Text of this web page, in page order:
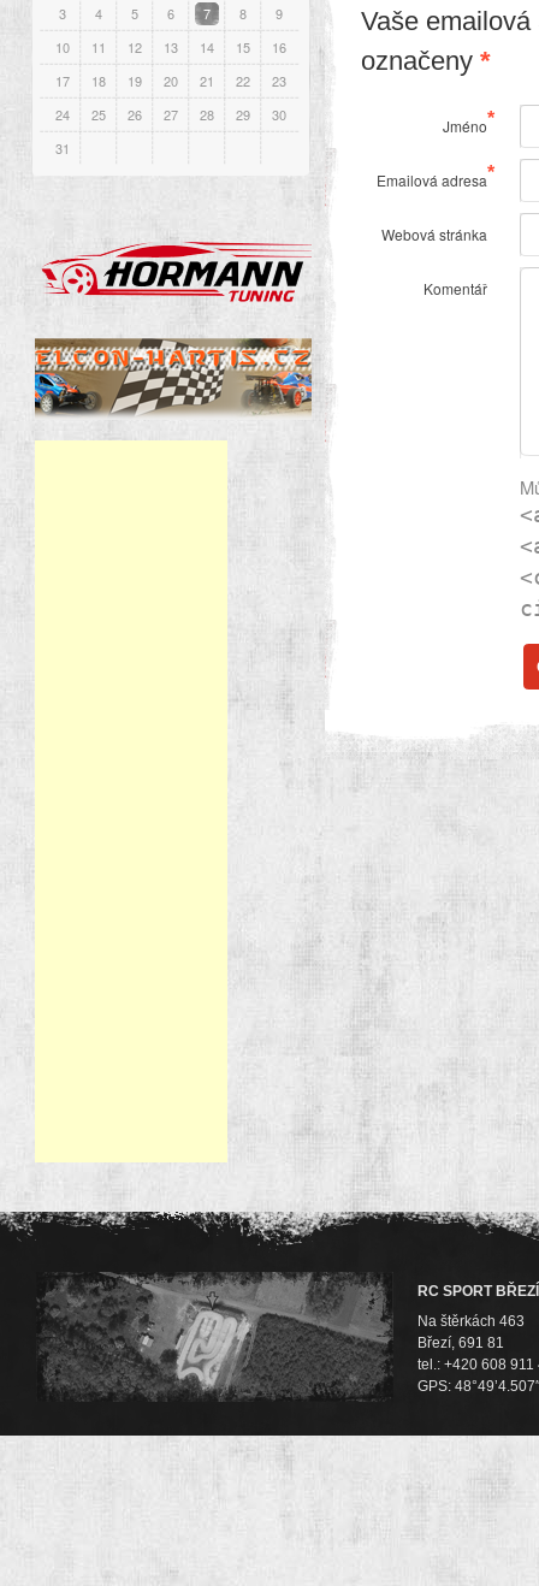
Vaše
označeny *
Jméno*
Emailová adresa*
Webová stránka
Komentář
3
4 5 6 7 8
9
10
11 12 13 14 15
16
17
18 19 20 21 22
23
24
25 26 27 28 29
30
31
RC SPORT BŘEZÍ
Na štěrkách 463
Březí, 691 81
tel.: +420 608 911
GPS: